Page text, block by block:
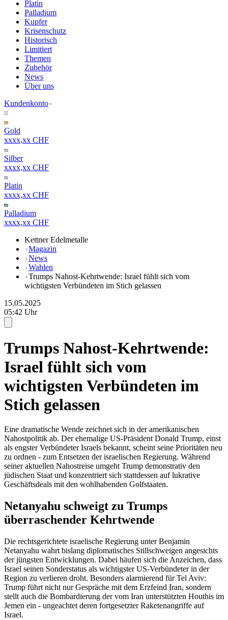
Platin
Palladium
Kupfer
Krisenschutz
Historisch
Limitiert
Themen
Zubehör
News
Über uns
Kundenkonto
Gold
xxxx,xx CHF
Silber
xxxx,xx CHF
Platin
xxxx,xx CHF
Palladium
xxxx,xx CHF
Kettner Edelmetalle
Magazin
News
Wahlen
Trumps Nahost-Kehrtwende: Israel fühlt sich vom
wichtigsten Verbündeten im Stich gelassen
15.05.2025
05:42 Uhr
Trumps Nahost-Kehrtwende:
Israel fühlt sich vom
wichtigsten Verbündeten im
Stich gelassen
Eine dramatische Wende zeichnet sich in der amerikanischen
Nahostpolitik ab. Der ehemalige US-Präsident Donald Trump, einst
als engster Verbündeter Israels bekannt, scheint seine Prioritäten neu
zu ordnen - zum Entsetzen der israelischen Regierung. Während
seiner aktuellen Nahostreise umgeht Trump demonstrativ den
jüdischen Staat und konzentriert sich stattdessen auf lukrative
Geschäftsdeals mit den wohlhabenden Golfstaaten.
Netanyahu schweigt zu Trumps
überraschender Kehrtwende
Die rechtsgerichtete israelische Regierung unter Benjamin
Netanyahu wahrt bislang diplomatisches Stillschweigen angesichts
der jüngsten Entwicklungen. Dabei häufen sich die Anzeichen, dass
Israel seinen Sonderstatus als wichtigster US-Verbündeter in der
Region zu verlieren droht. Besonders alarmierend für Tel Aviv:
Trump führt nicht nur Gespräche mit dem Erzfeind Iran, sondern
stellt auch die Bombardierung der vom Iran unterstützten Houthis im
Jemen ein - ungeachtet deren fortgesetzter Raketenangriffe auf
Israel.